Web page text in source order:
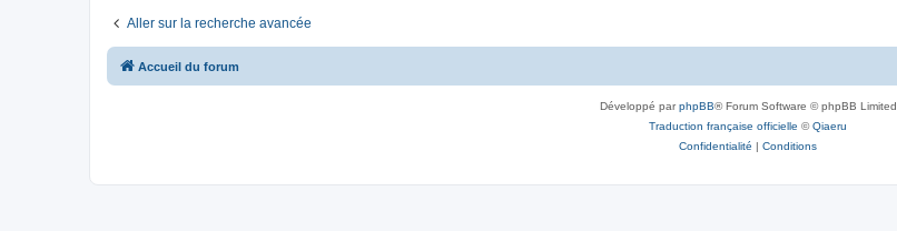
Aller sur la recherche avancée
Accueil du forum
Développé parphpBB® Forum Software © phpBB Limited
Traduction française officielle ©Qiaeru
Confidentialité | Conditions